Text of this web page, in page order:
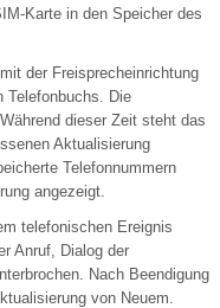
Karte in den Speicher des
der Freisprecheinrichtung
Telefonbuchs. Die
dieser Zeit steht das
Aktualisierung
Telefonnummern
angezeigt.
telefonischen Ereignis
Anruf, Dialog der
Nach Beendigung
von Neuem.